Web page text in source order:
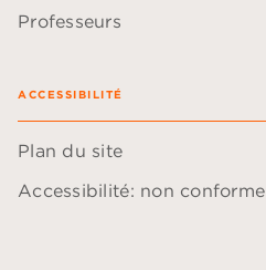
Professeurs
ACCESSIBILITÉ
Plan du site
Accessibilité: non conforme